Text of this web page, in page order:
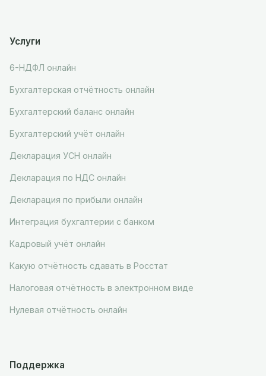
Услуги
6-НДФЛ онлайн
Бухгалтерская отчётность онлайн
Бухгалтерский баланс онлайн
Бухгалтерский учёт онлайн
Декларация УСН онлайн
Декларация по НДС онлайн
Декларация по прибыли онлайн
Интеграция бухгалтерии с банком
Кадровый учёт онлайн
Какую отчётность сдавать в Росстат
Налоговая отчётность в электронном виде
Нулевая отчётность онлайн
Поддержка